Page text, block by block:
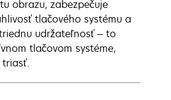
obrazu, zabezpečuje
tlačového systému a
udržateľnosť – to
tlačovom systéme,